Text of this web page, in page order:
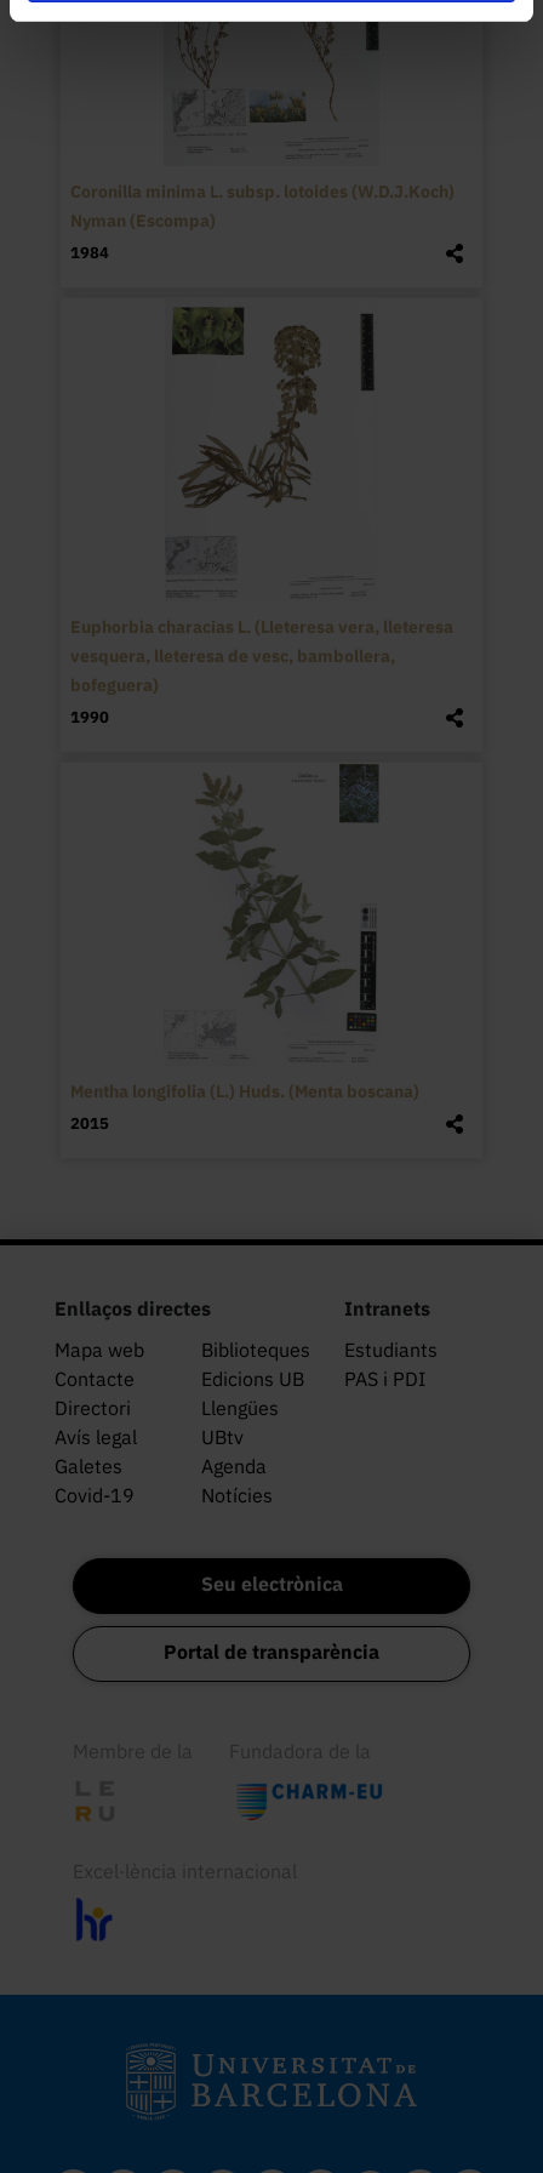
Coronilla minima L. subsp. lotoides (W.D.J.Koch)
Nyman (Escompa)
1984
Euphorbia characias L. (Lleteresa vera, lleteresa
vesquera, lleteresa de vesc, bambollera,
bofeguera)
1990
Mentha longifolia (L.) Huds. (Menta boscana)
2015
Enllaços directes
Mapa web
Biblioteques
Contacte
Edicions UB
Directori
Llengües
Avís legal
UBtv
Galetes
Agenda
Covid-19
Notícies
Intranets
Estudiants
PAS i PDI
Seu electrònica
Portal de transparència
Membre de la Fundadora de la
Excel·lència internacional